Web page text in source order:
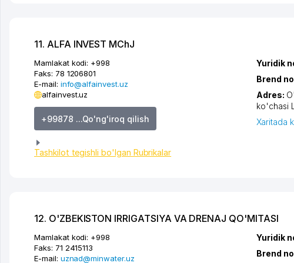
11. ALFA INVEST MChJ
Mamlakat kodi: +998
Faks: 78 1206801
E-mail: info@alfainvest.uz
alfainvest.uz
+99878 ...Qo'ng'iroq qilish
Tashkilot tegishli bo'lgan Rubrikalar
Yuridik
Brend
Adres:
ko'chasi
Xaritada
12. O'ZBEKISTON IRRIGATSIYA VA DRENAJ QO'MITASI
Mamlakat kodi: +998
Faks: 71 2415113
E-mail: uznad@minwater.uz
Yuridik
Brend